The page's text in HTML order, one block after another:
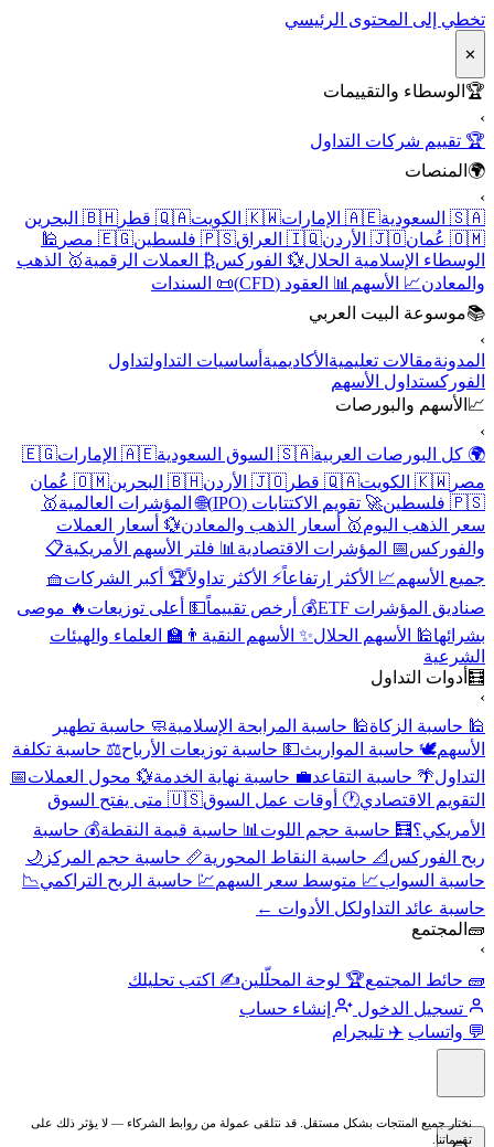
تخطي إلى المحتوى الرئيسي
✕
🏆الوسطاء والتقييمات
🏆 تقييم شركات التداول
🌍المنصات
🇸🇦 السعودية
🇦🇪 الإمارات 🇰🇼 الكويت 🇶🇦 قطر
🇧🇭 البحرين
🇴🇲 عُمان
🇯🇴 الأردن 🇮🇶 العراق 🇵🇸 فلسطين 🇪🇬 مصر
🕌
الوسطاء الإسلامية الحلال 💱 الفوركس ₿ العملات الرقمية🥇 الذهب
والمعادن📈 الأسهم📊 العقود (CFD)
📜 السندات
📚موسوعة البيت العربي
المدونةمقالات تعليميةالأكاديميةأساسيات التداولتداول
الفوركستداول الأسهم
📈الأسهم والبورصات
🌍 كل البورصات العربية🇸🇦 السوق السعودية 🇦🇪 الإمارات
🇪🇬
مصر 🇰🇼 الكويت 🇶🇦 قطر 🇯🇴 الأردن 🇧🇭 البحرين
🇴🇲 عُمان
🇵🇸 فلسطين
🚀 تقويم الاكتتابات (IPO) 🌐 المؤشرات العالمية🥇
سعر الذهب اليوم🥇 أسعار الذهب والمعادن💱 أسعار العملات
والفوركس 📅 المؤشرات الاقتصادية📊 فلتر الأسهم الأمريكية📋
جميع الأسهم📈 الأكثر ارتفاعاً⚡ الأكثر تداولاً🏆 أكبر الشركات🧺
صناديق المؤشرات ETF
💰 أرخص تقييماً💵 أعلى توزيعات🔥 موصى
بشرائها🕌 الأسهم الحلال ✨ الأسهم النقية👨‍🏫 العلماء والهيئات
الشرعية
🧮أدوات التداول
🕌 حاسبة الزكاة🕌 حاسبة المرابحة الإسلامية🧼 حاسبة تطهير
الأسهم🕊️ حاسبة المواريث💵 حاسبة توزيعات الأرباح⚖️ حاسبة تكلفة
التداول 🌴 حاسبة التقاعد💼 حاسبة نهاية الخدمة💱 محول العملات📅
التقويم الاقتصادي🕐 أوقات عمل السوق
🇺🇸 متى يفتح السوق
الأمريكي؟🧮 حاسبة حجم اللوت📊 حاسبة قيمة النقطة💰 حاسبة
ربح الفوركس 📐 حاسبة النقاط المحورية📏 حاسبة حجم المركز 🌙
حاسبة السواب📈 متوسط سعر السهم💹 حاسبة الربح التراكمي 📉
حاسبة عائد التداولكل الأدوات ←
🧱المجتمع
🧱 حائط المجتمع🏆 لوحة المحلّلين✍️ اكتب تحليلك
تسجيل الدخول
إنشاء حساب
💬 واتساب ✈️ تليجرام
نختار جميع المنتجات بشكل مستقل. قد نتلقى عمولة من روابط الشركاء — لا يؤثر ذلك على
تقييماتنا.